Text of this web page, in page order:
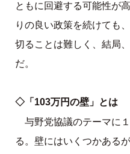
ともに回避する可能性が
りの良い政策を続けても
切ることは難しく、結局
だ。
◇「103万円の壁」とは
与野党協議のテーマに
る。壁にはいくつかある